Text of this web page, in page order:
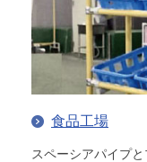
食品工場
スペーシアパイプ